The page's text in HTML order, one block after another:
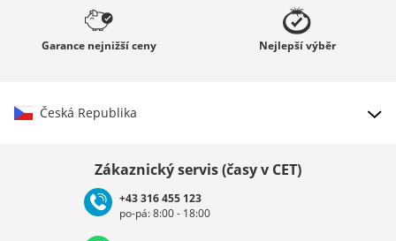
Garance nejnižší ceny Nejlepšívýběr
Česká Republika
Deutschland Österreich
Zákaznický servis (časy v CET)
+43 316 455 123
po-pá: 8:00 - 18:00